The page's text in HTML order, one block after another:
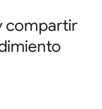
compartir